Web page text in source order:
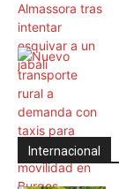
Internacional